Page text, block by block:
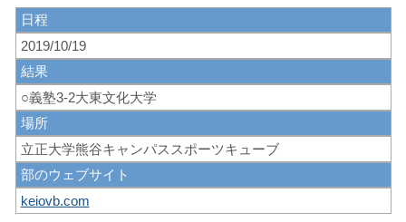
日程
2019/10/19
結果
○義塾3-2大東文化大学
場所
立正大学熊谷キャンパススポーツキューブ
部のウェブサイト
keiovb.com